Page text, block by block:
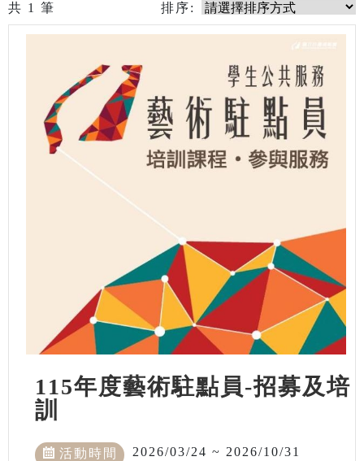
共 1 筆 排序:
115年度藝術駐點員-招募及培
訓
活動時間 2026/03/24 ~ 2026/10/31